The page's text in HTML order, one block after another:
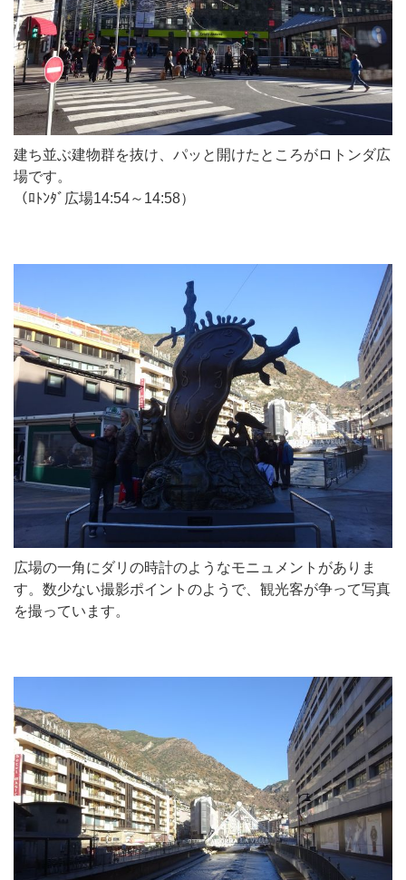
建ち並ぶ建物群を抜け、パッと開けたところがロトンダ広
場です。
（ﾛﾄﾝﾀﾞ広場14:54～14:58）
広場の一角にダリの時計のようなモニュメントがありま
す。数少ない撮影ポイントのようで、観光客が争って写真
を撮っています。